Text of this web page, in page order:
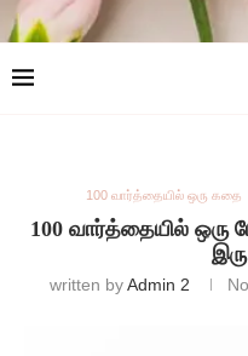
100 வார்த்தையில் ஒரு கதை
100 வார்த்தையில் ஒரு
written byAdmin 2